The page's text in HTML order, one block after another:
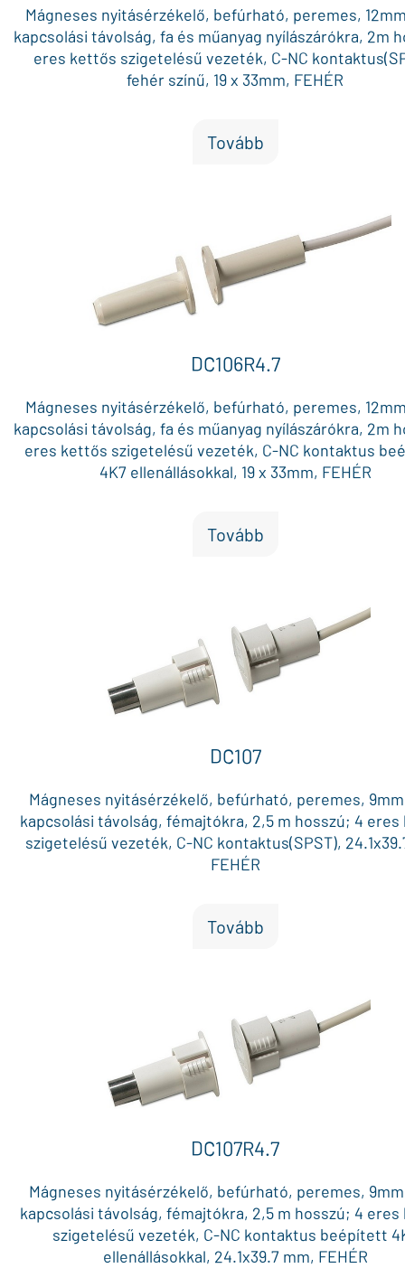
Mágneses nyitásérzékelő, befúrható, peremes,
kapcsolási távolság, fa és műanyag nyílászárókra, 2m
eres kettős szigetelésű vezeték, C-NC
fehér színű, 19 x 33mm, FEHÉR
Tovább
DC106R4.7
Mágneses nyitásérzékelő, befúrható, peremes,
kapcsolási távolság, fa és műanyag nyílászárókra, 2m
eres kettős szigetelésű vezeték, C-NC kontaktus
4K7 ellenállásokkal, 19 x 33mm, FEHÉR
Tovább
DC107
Mágneses nyitásérzékelő, befúrható, peremes,
kapcsolási távolság, fémajtókra, 2,5 m hosszú; 4
szigetelésű vezeték, C-NC kontaktus(SPST),
FEHÉR
Tovább
DC107R4.7
Mágneses nyitásérzékelő, befúrható, peremes,
kapcsolási távolság, fémajtókra, 2,5 m hosszú; 4
szigetelésű vezeték, C-NC kontaktus beépített
ellenállásokkal, 24.1x39.7 mm, FEHÉR